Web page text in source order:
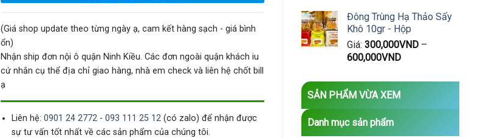
Đông Trùng Hạ Thảo Sấy
Khô 10gr - Hộp
Giá: 300,000VND –
600,000VND
SẢN PHẨM VỪA XEM
Danh mục sản phẩm
(Giá shop update theo từng ngày ạ, cam kết hàng sạch - giá bình
ổn)
Nhận ship đơn nội ô quận Ninh Kiều. Các đơn ngoài quận khách iu
cứ nhắn cụ thể địa chỉ giao hàng, nhà em check và liên hệ chốt bill
ạ
Liên hệ:0901 24 2772 -093 111 25 12 (có zalo) để nhận được
sự tư vấn tốt nhất về các sản phẩm của chúng tôi.